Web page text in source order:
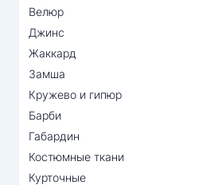
Велюр
Джинс
Жаккард
Замша
Кружево и гипюр
Барби
Габардин
Костюмные ткани
Курточные